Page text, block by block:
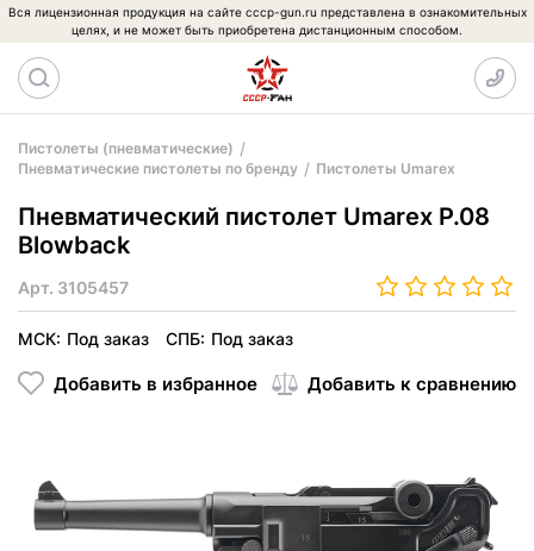
Вся лицензионная продукция на сайте cccp-gun.ru представлена в ознакомительных
целях, и не может быть приобретена дистанционным способом.
Пистолеты (пневматические)
Пневматические пистолеты по бренду
Пистолеты Umarex
Пневматический пистолет Umarex P.08
Blowback
Арт. 3105457
МСК: Под заказ СПБ: Под заказ
Добавить в избранное Добавить к сравнению